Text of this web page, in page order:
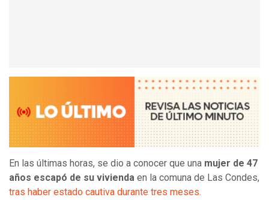
En las últimas horas, se dio a conocer que una mujer de 47
años escapó de su vivienda en la comuna de Las Condes,
tras haber estado cautiva durante tres meses.